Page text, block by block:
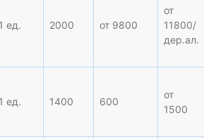
1 ед. 2000 от 9800
от
11800/
дер.ал.
1 ед. 1400 600
от
1500